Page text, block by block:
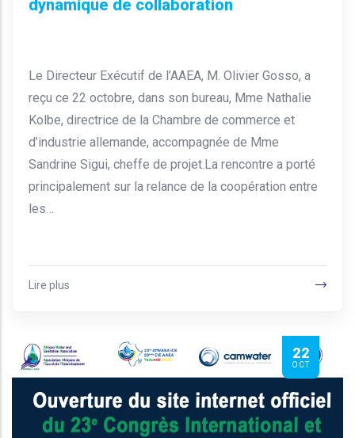
dynamique de collaboration
Le Directeur Exécutif de l’AAEA, M. Olivier Gosso, a
reçu ce 22 octobre, dans son bureau, Mme Nathalie
Kolbe, directrice de la Chambre de commerce et
d’industrie allemande, accompagnée de Mme
Sandrine Sigui, cheffe de projet.La rencontre a porté
principalement sur la relance de la coopération entre
les…
Lire plus
22
OCT